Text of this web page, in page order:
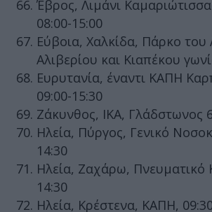
Έβρος, Λιμάνι
08:00-15:00
Εύβοια, Χαλκίδα, Πάρκο του
Αλιβερίου και Κιαπέκου
Ευρυτανία, έναντι ΚΑΠΗ
09:00-15:30
Ζάκυνθος, ΙΚΑ, Γλάδστωνος
Ηλεία, Πύργος, Γενικό
14:30
Ηλεία, Ζαχάρω, Πνευματικό
14:30
Ηλεία, Κρέστενα, ΚΑΠΗ,